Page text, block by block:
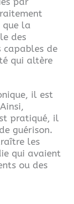
que la
des
capables de
qui altère
il est
pratiqué, il
guérison.
les
qui avaient
ou des